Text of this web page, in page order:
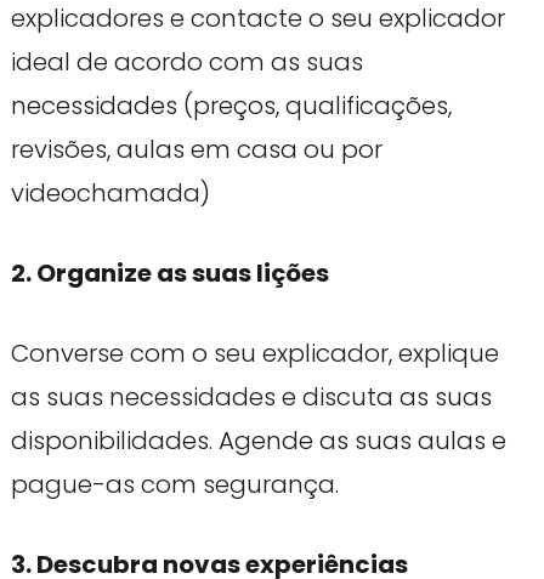
explicadores e contacte o seu explicador
ideal de acordo com as suas
necessidades (preços, qualificações,
revisões, aulas em casa ou por
videochamada)
2. Organize as suas lições
Converse com o seu explicador, explique
as suas necessidades e discuta as suas
disponibilidades. Agende as suas aulas e
pague-as com segurança.
3. Descubra novas experiências